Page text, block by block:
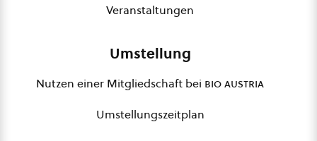
Veranstaltungen
Umstellung
Nutzen einer Mitgliedschaft bei bio austria
Umstellungszeitplan